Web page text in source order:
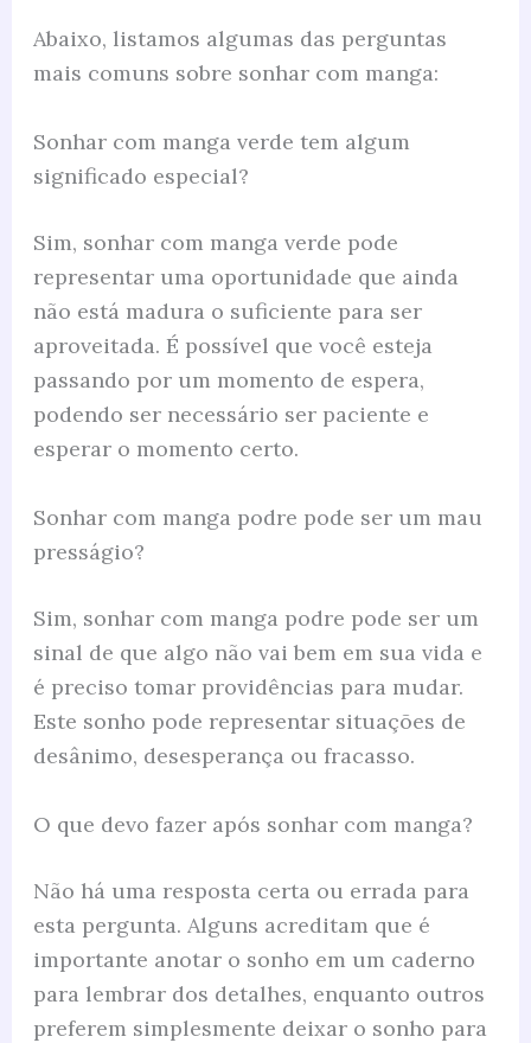
Abaixo, listamos algumas das perguntas
mais comuns sobre sonhar com manga:
Sonhar com manga verde tem algum
significado especial?
Sim, sonhar com manga verde pode
representar uma oportunidade que ainda
não está madura o suficiente para ser
aproveitada. É possível que você esteja
passando por um momento de espera,
podendo ser necessário ser paciente e
esperar o momento certo.
Sonhar com manga podre pode ser um mau
presságio?
Sim, sonhar com manga podre pode ser um
sinal de que algo não vai bem em sua vida e
é preciso tomar providências para mudar.
Este sonho pode representar situações de
desânimo, desesperança ou fracasso.
O que devo fazer após sonhar com manga?
Não há uma resposta certa ou errada para
esta pergunta. Alguns acreditam que é
importante anotar o sonho em um caderno
para lembrar dos detalhes, enquanto outros
preferem simplesmente deixar o sonho para